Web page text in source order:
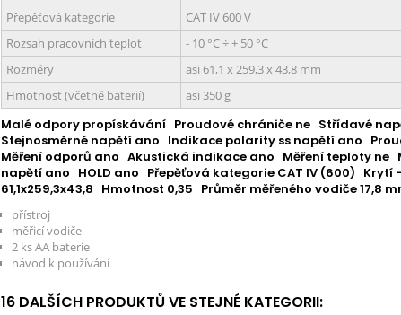
Přepěťová kategorie
CAT IV 600 V
Rozsah pracovních teplot
- 10 °C ÷ + 50 °C
Rozměry
asi 61,1 x 259,3 x 43,8 mm
Hmotnost (včetně baterií)
asi 350 g
Malé odpory propískávání Proudové chrániče ne Střídavé
Stejnosměrné napětí ano Indikace polarity ss napětí ano
Měření odporů ano Akustická indikace ano Měření teploty ne
napětí ano HOLD ano Přepěťová kategorie CAT IV (600) Krytí
61,1x259,3x43,8 Hmotnost 0,35 Průměr měřeného vodiče17,8
přístroj
měřicí vodiče
2 ks AA baterie
návod k používání
16 DALŠÍCH PRODUKTŮ VE STEJNÉ KATEGORII: